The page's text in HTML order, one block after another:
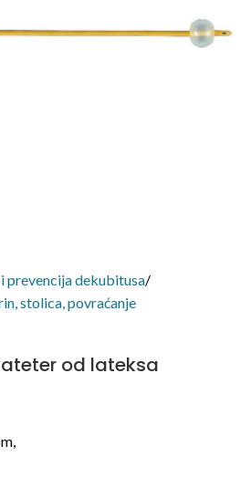
prevencija dekubitusa/
stolica, povraćanje
od lateksa